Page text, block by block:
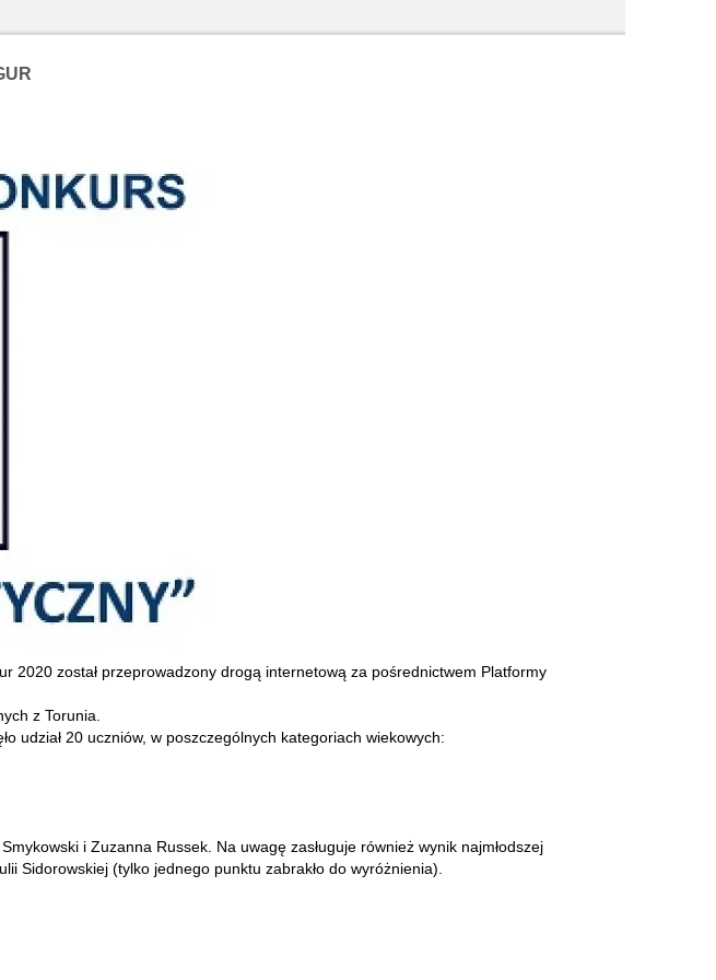
2020 został przeprowadzony drogą internetową za pośrednictwem Platformy
z Torunia.
udział 20 uczniów, w poszczególnych kategoriach wiekowych:
i Zuzanna Russek. Na uwagę zasługuje również wynik najmłodszej
Sidorowskiej (tylko jednego punktu zabrakło do wyróżnienia).